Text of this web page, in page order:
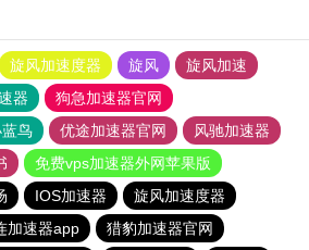
旋风加速度器 旋风
旋风加速
器
狗急加速器官网
鸟 优途加速器官网
风驰加速器
免费vps加速器外网苹果版
IOS加速器
旋风加速度器
加速器app 猎豹加速器官网